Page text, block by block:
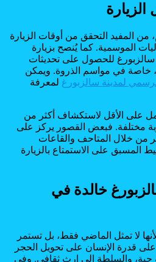
من المفيد التحقق من أوقات الزيارة
الموسمية. كما يُنصح بزيارة
للحصول على تحديثات
خاصة في مواسم الذروة. ويمكن
لمدينة سالزبورغ لمعرفة
على الأقل لاستكشاف أكثر من
مختلفة. فبعض القصور يركز على
من خلال المتاحف والقاعات
المسبق على الاستمتاع بالزيارة
خالدة في
لا تمثل الماضي فقط، بل تستمر
قدرة الإنسان على تحويل الحجر
حية، والسلطة إلى إرث ثقافي. وفي